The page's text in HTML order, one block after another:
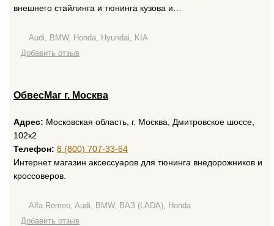
внешнего стайлинга и тюнинга кузова и…
Audi, BMW, Honda, Hyundai, KIA
Добавить отзыв
ОбвесМаг г. Москва
Адрес: Московская область, г. Москва, Дмитровское шоссе,
102к2
Телефон: 8 (800) 707-33-64
Интернет магазин аксессуаров для тюнинга внедорожников и
кроссоверов.
Alfa Romeo, Audi, BMW, ВАЗ (LADA), Honda
Добавить отзыв